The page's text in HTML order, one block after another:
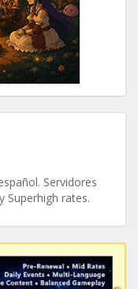
Servidores
Superhigh rates.